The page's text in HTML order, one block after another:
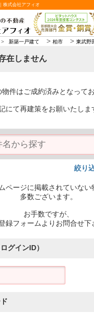
株式会社アフィオ
> 新築一戸建て > 柏市 > 東武野
在しません
件はご成約済みとなってお
にて再建策をお願いたしま
絞り
ページに掲載されていない
多数ございます。
お手数ですが、
録フォームよりお問合せ下
グインID）